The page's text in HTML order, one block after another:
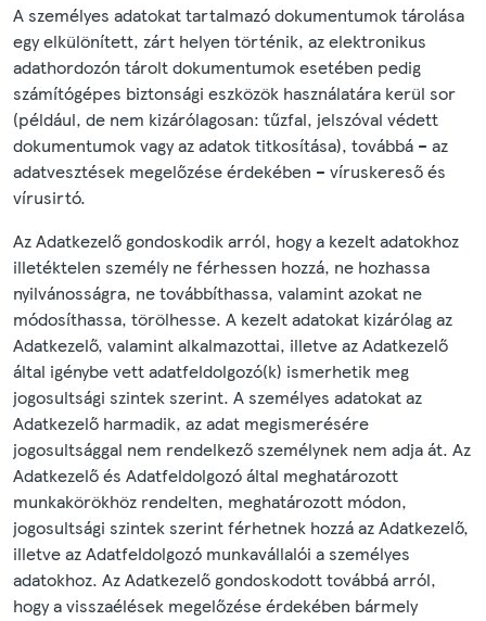
A személyes adatokat tartalmazó dokumentumok tárolása
egy elkülönített, zárt helyen történik, az elektronikus
adathordozón tárolt dokumentumok esetében pedig
számítógépes biztonsági eszközök használatára kerül sor
(például, de nem kizárólagosan: tűzfal, jelszóval védett
dokumentumok vagy az adatok titkosítása), továbbá – az
adatvesztések megelőzése érdekében – víruskereső és
vírusirtó.
Az Adatkezelő gondoskodik arról, hogy a kezelt adatokhoz
illetéktelen személy ne férhessen hozzá, ne hozhassa
nyilvánosságra, ne továbbíthassa, valamint azokat ne
módosíthassa, törölhesse. A kezelt adatokat kizárólag az
Adatkezelő, valamint alkalmazottai, illetve az Adatkezelő
által igénybe vett adatfeldolgozó(k) ismerhetik meg
jogosultsági szintek szerint. A személyes adatokat az
Adatkezelő harmadik, az adat megismerésére
jogosultsággal nem rendelkező személynek nem adja át. Az
Adatkezelő és Adatfeldolgozó által meghatározott
munkakörökhöz rendelten, meghatározott módon,
jogosultsági szintek szerint férhetnek hozzá az Adatkezelő,
illetve az Adatfeldolgozó munkavállalói a személyes
adatokhoz. Az Adatkezelő gondoskodott továbbá arról,
hogy a visszaélések megelőzése érdekében bármely